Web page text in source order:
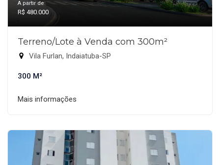
A partir de:
R$ 480.000
Terreno/Lote à Venda com 300m²
Vila Furlan, Indaiatuba-SP
300 M²
Mais informações